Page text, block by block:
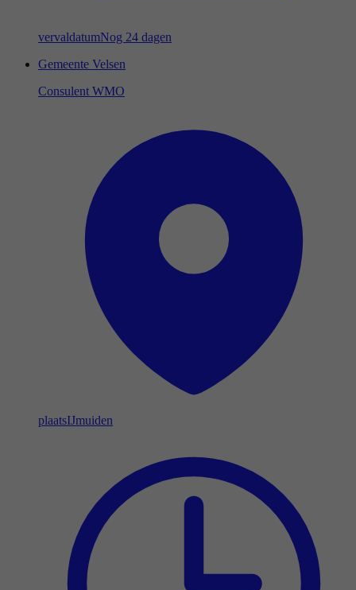
vervaldatumNog 24 dagen
Gemeente Velsen
Consulent WMO
plaatsIJmuiden